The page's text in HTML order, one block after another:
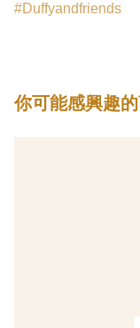
Duffyandfriends
你可能感興趣